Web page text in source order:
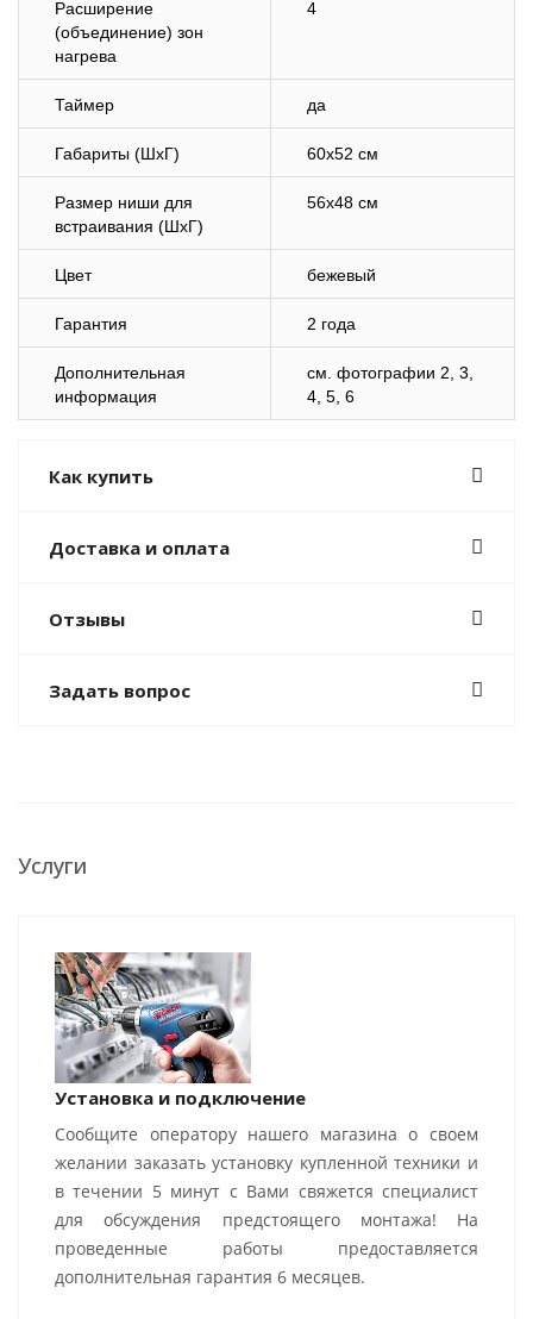
Расширение
(объединение) зон
нагрева
4
Таймер да
Габариты (ШхГ) 60х52 см
Размер ниши для
встраивания (ШхГ)
56х48 см
Цвет бежевый
Гарантия 2 года
Дополнительная
информация
cм. фотографии 2, 3,
4, 5, 6
Как купить
Доставка и оплата
Отзывы
Задать вопрос
Услуги
Установка и подключение
Сообщите оператору нашего магазина о своем
желании заказать установку купленной техники и
в течении 5 минут с Вами свяжется специалист
для обсуждения предстоящего монтажа! На
проведенные работы предоставляется
дополнительная гарантия 6 месяцев.